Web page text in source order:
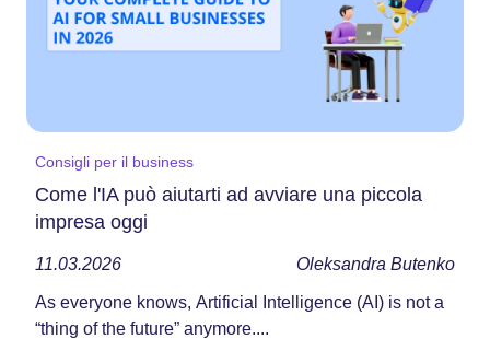
Consigli per il business
Come l'IA può aiutarti ad avviare una piccola
impresa oggi
11.03.2026 Oleksandra Butenko
As everyone knows, Artificial Intelligence (AI) is not a
“thing of the future” anymore....